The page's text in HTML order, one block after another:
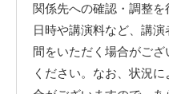
関係先への確認・調整
日時や講演料など、講
間をいただく場合がご
ください。なお、状況